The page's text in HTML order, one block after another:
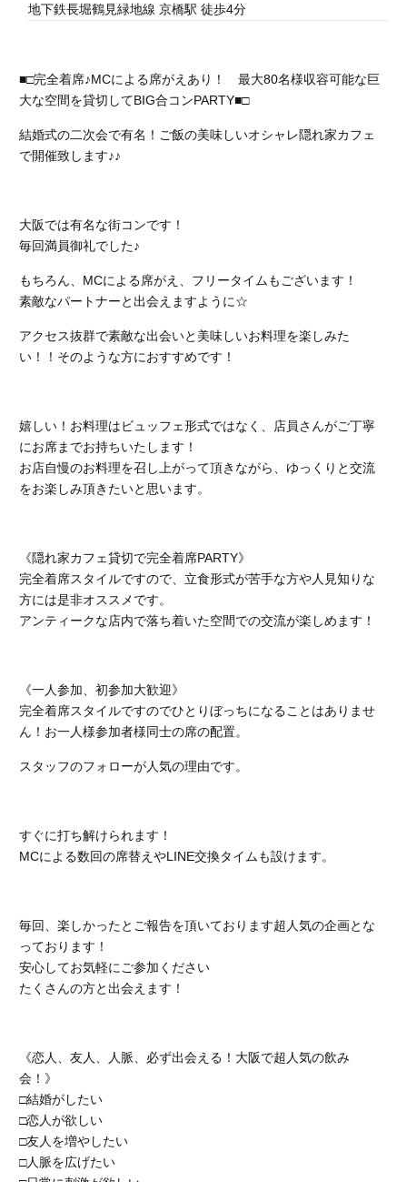
地下鉄長堀鶴見緑地線 京橋駅 徒歩4分
■□完全着席♪MCによる席がえあり！ 最大80名様収容可能な巨
大な空間を貸切してBIG合コンPARTY■□
結婚式の二次会で有名！ご飯の美味しいオシャレ隠れ家カフェ
で開催致します♪♪
大阪では有名な街コンです！
毎回満員御礼でした♪
もちろん、MCによる席がえ、フリータイムもございます！
素敵なパートナーと出会えますように☆
アクセス抜群で素敵な出会いと美味しいお料理を楽しみた
い！！そのような方におすすめです！
嬉しい！お料理はビュッフェ形式ではなく、店員さんがご丁寧
にお席までお持ちいたします！
お店自慢のお料理を召し上がって頂きながら、ゆっくりと交流
をお楽しみ頂きたいと思います。
《隠れ家カフェ貸切で完全着席PARTY》
完全着席スタイルですので、立食形式が苦手な方や人見知りな
方には是非オススメです。
アンティークな店内で落ち着いた空間での交流が楽しめます！
《一人参加、初参加大歓迎》
完全着席スタイルですのでひとりぼっちになることはありませ
ん！お一人様参加者様同士の席の配置。
スタッフのフォローが人気の理由です。
すぐに打ち解けられます！
MCによる数回の席替えやLINE交換タイムも設けます。
毎回、楽しかったとご報告を頂いております超人気の企画とな
っております！
安心してお気軽にご参加ください
たくさんの方と出会えます！
《恋人、友人、人脈、必ず出会える！大阪で超人気の飲み
会！》
□結婚がしたい
□恋人が欲しい
□友人を増やしたい
□人脈を広げたい